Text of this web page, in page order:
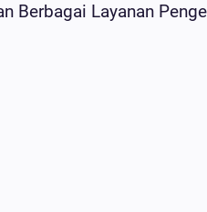
Berbagai Layanan